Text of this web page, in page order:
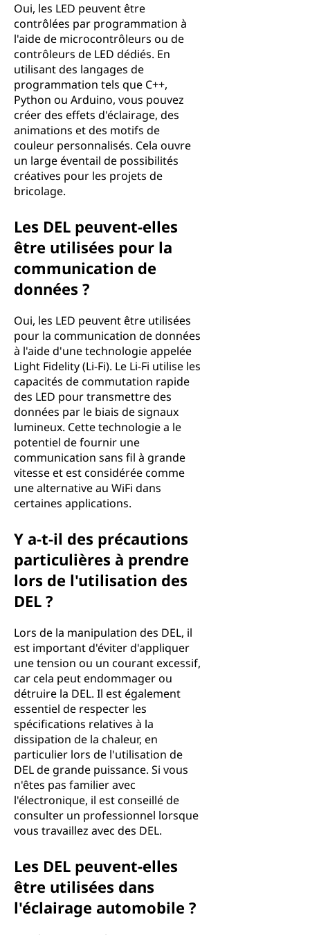
Oui, les LED peuvent être
contrôlées par programmation à
l'aide de microcontrôleurs ou de
contrôleurs de LED dédiés. En
utilisant des langages de
programmation tels que C++,
Python ou Arduino, vous pouvez
créer des effets d'éclairage, des
animations et des motifs de
couleur personnalisés. Cela ouvre
un large éventail de possibilités
créatives pour les projets de
bricolage.
Les DEL peuvent-elles
être utilisées pour la
communication de
données ?
Oui, les LED peuvent être utilisées
pour la communication de données
à l'aide d'une technologie appelée
Light Fidelity (Li-Fi). Le Li-Fi utilise les
capacités de commutation rapide
des LED pour transmettre des
données par le biais de signaux
lumineux. Cette technologie a le
potentiel de fournir une
communication sans fil à grande
vitesse et est considérée comme
une alternative au WiFi dans
certaines applications.
Y a-t-il des précautions
particulières à prendre
lors de l'utilisation des
DEL ?
Lors de la manipulation des DEL, il
est important d'éviter d'appliquer
une tension ou un courant excessif,
car cela peut endommager ou
détruire la DEL. Il est également
essentiel de respecter les
spécifications relatives à la
dissipation de la chaleur, en
particulier lors de l'utilisation de
DEL de grande puissance. Si vous
n'êtes pas familier avec
l'électronique, il est conseillé de
consulter un professionnel lorsque
vous travaillez avec des DEL.
Les DEL peuvent-elles
être utilisées dans
l'éclairage automobile ?